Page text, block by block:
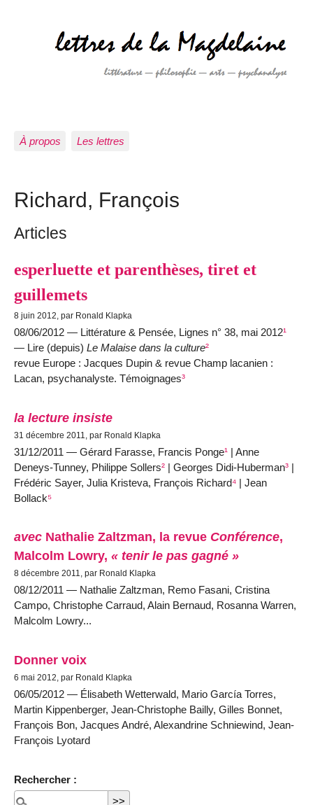
À propos Les lettres
Richard, François
Articles
esperluette et parenthèses, tiret et
guillemets
8 juin 2012, par Ronald Klapka
08/06/2012 — Littérature & Pensée, Lignes n° 38, mai 2012¹
— Lire (depuis) Le Malaise dans la culture²
revue Europe : Jacques Dupin & revue Champ lacanien :
Lacan, psychanalyste. Témoignages³
la lecture insiste
31 décembre 2011, par Ronald Klapka
31/12/2011 — Gérard Farasse, Francis Ponge¹ | Anne
Deneys-Tunney, Philippe Sollers² | Georges Didi-Huberman³ |
Frédéric Sayer, Julia Kristeva, François Richard⁴ | Jean
Bollack⁵
avec Nathalie Zaltzman, la revue Conférence,
Malcolm Lowry, « tenir le pas gagné »
8 décembre 2011, par Ronald Klapka
08/12/2011 — Nathalie Zaltzman, Remo Fasani, Cristina
Campo, Christophe Carraud, Alain Bernaud, Rosanna Warren,
Malcolm Lowry...
Donner voix
6 mai 2012, par Ronald Klapka
06/05/2012 — Élisabeth Wetterwald, Mario García Torres,
Martin Kippenberger, Jean-Christophe Bailly, Gilles Bonnet,
François Bon, Jacques André, Alexandrine Schniewind, Jean-
François Lyotard
Rechercher :